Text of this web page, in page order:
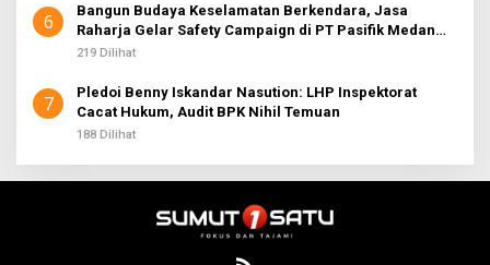
6
Bangun Budaya Keselamatan Berkendara, Jasa
Raharja Gelar Safety Campaign di PT Pasifik Medan
Industri
219 Dilihat
7
Pledoi Benny Iskandar Nasution: LHP Inspektorat
Cacat Hukum, Audit BPK Nihil Temuan
188 Dilihat